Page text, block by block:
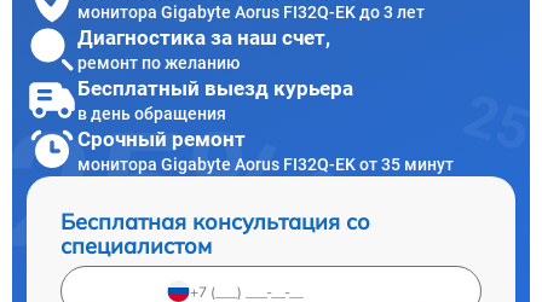
монитора Gigabyte Aorus FI32Q-EK до 3 лет
Диагностика за наш счет,
ремонт по желанию
Бесплатный выезд курьера
в день обращения
Срочный ремонт
монитора Gigabyte Aorus FI32Q-EK от 35 минут
Бесплатная консультация со
специалистом